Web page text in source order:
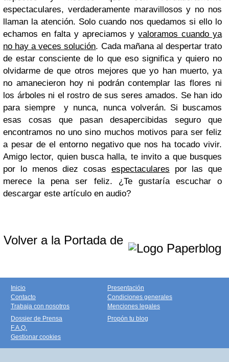
espectaculares, verdaderamente maravillosos y no nos
llaman la atención. Solo cuando nos quedamos si ello lo
echamos en falta y apreciamos yvaloramos cuando ya
no hay a veces solución. Cada mañana al despertar trato
de estar consciente de lo que eso significa y quiero no
olvidarme de que otros mejores que yo han muerto, ya
no amanecieron hoy ni podrán contemplar las flores ni
los árboles ni el rostro de sus seres amados. Se han ido
para siempre y nunca, nunca volverán. Si buscamos
esas cosas que pasan desapercibidas seguro que
encontramos no uno sino muchos motivos para ser feliz
a pesar de el entorno negativo que nos ha tocado vivir.
Amigo lector, quien busca halla, te invito a que busques
por lo menos diez cosas espectaculares por las que
merece la pena ser feliz. ¿Te gustaría escuchar o
descargar este artículo en audio?
Volver a la Portada de
Inicio
Contacto
Trabaja con nosotros
Presentación
Condiciones generales
Menciones legales
Dossier de Prensa
F.A.Q.
Gestionar cookies
Propón tu blog